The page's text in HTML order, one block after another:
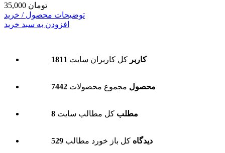
35,000 تومان
توضیحات محصول / خرید
افزودن به سبد خرید
1811 کاربر کل کاربران سایت
7442 محصول مجموع محصولات
8 مطلب کل مطالب سایت
529 دیدگاه کل باز خورد مطالب